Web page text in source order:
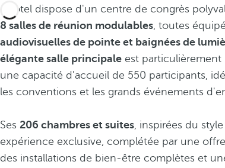
L'hôtel dispose d'un centre de congrès
8 salles de réunion modulables, toutes
audiovisuelles de pointe et baignées de
élégante salle principale est particulièrement
une capacité d'accueil de 550 participants,
les conventions et les grands événements
Ses 206 chambres et suites, inspirées du
expérience exclusive, complétée par une
des installations de bien-être complètes et